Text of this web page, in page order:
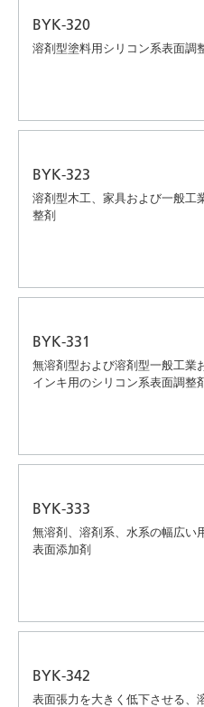
BYK-320
溶剤型塗料用シリコン系表面調
BYK-323
溶剤型木工、家具および一般工
整剤
BYK-331
無溶剤型および溶剤型一般工業
インキ用のシリコン系表面調整
BYK-333
無溶剤、溶剤系、水系の幅広い
表面添加剤
BYK-342
表面張力を大きく低下させる、